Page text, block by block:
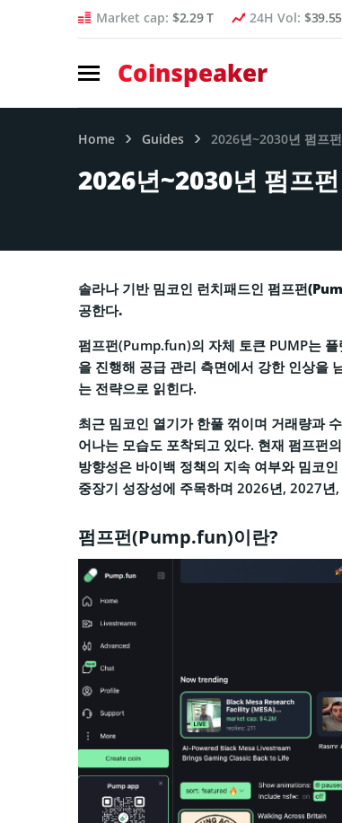
Market cap: $2.29 T 24H Vol:
Coinspeaker
Home Guides 2026년~2030년 펌프
2026년~2030년 펌프
솔라나 기반 밈코인 런치패드인 펌프펀
공한다.
펌프펀(Pump.fun)의 자체 토큰 PUMP는
을 진행해 공급 관리 측면에서 강한 인상을
는 전략으로 읽힌다.
최근 밈코인 열기가 한풀 꺾이며 거래량과
어나는 모습도 포착되고 있다. 현재 펌프펀
방향성은 바이백 정책의 지속 여부와 밈코
중장기 성장성에 주목하며 2026년, 2027
펌프펀(Pump.fun)이란?